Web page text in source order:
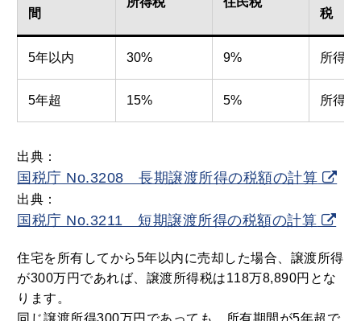
間
税
5年以内 30% 9% 所得
5年超 15% 5% 所得
出典：
国税庁 No.3208 長期譲渡所得の税額の計算
出典：
国税庁 No.3211 短期譲渡所得の税額の計算
住宅を所有してから5年以内に売却した場合、譲渡所得
が300万円であれば、譲渡所得税は118万8,890円とな
ります。